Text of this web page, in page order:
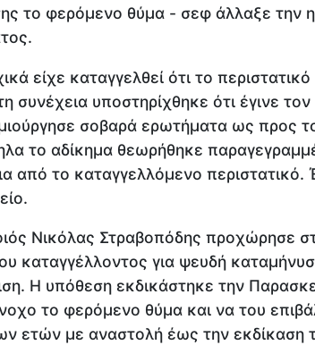
το φερόμενο θύμα - σεφ άλλαξε την
είχε καταγγελθεί ότι το
συνέχεια υποστηρίχθηκε ότι έγινε
σοβαρά ερωτήματα ως προς
το αδίκημα θεωρήθηκε
από το καταγγελλόμενο περιστατικό.
Νικόλας Στραβοπόδης προχώρησε
καταγγέλλοντος για ψευδή
Η υπόθεση εκδικάστηκε την
το φερόμενο θύμα και να του
ετών με αναστολή έως την εκδίκαση